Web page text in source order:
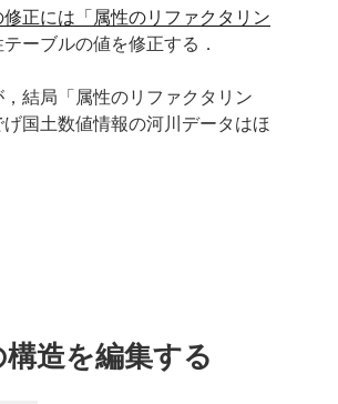
正には「属性のリファクタリン
ーブルの値を修正する．
結局「属性のリファクタリン
国土数値情報の河川データはほ
造を編集する